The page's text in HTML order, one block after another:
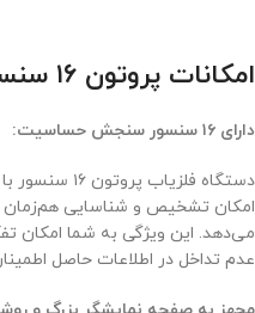
امکانات پروتون ۱۶ سنسور کارکرده
دارای ۱۶ سنسور سنجش حساسیت:
دستگاه
امکان تشخیص و شناسایی هم‌زمان
می‌دهد. این ویژگی به شما امکان
عدم تداخل در اطلاعات حاصل